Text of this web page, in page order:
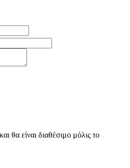
θα είναι διαθέσιμο μόλις το